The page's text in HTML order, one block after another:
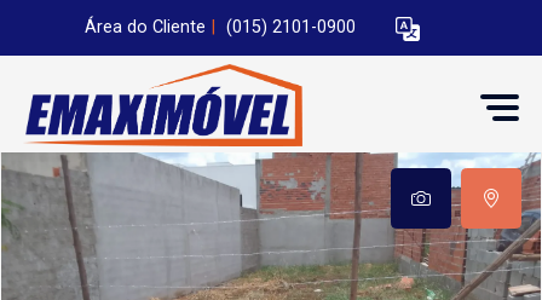
Área do Cliente (015) 2101-0900